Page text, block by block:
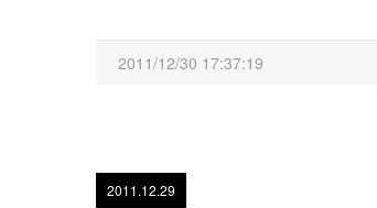
2011/12/30 17:37:19
2011.12.29